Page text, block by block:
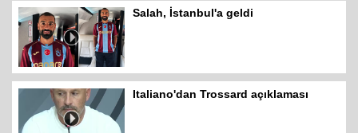
Salah, İstanbul'a geldi
Italiano'dan Trossard açıklaması